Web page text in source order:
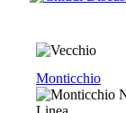
Monticchio